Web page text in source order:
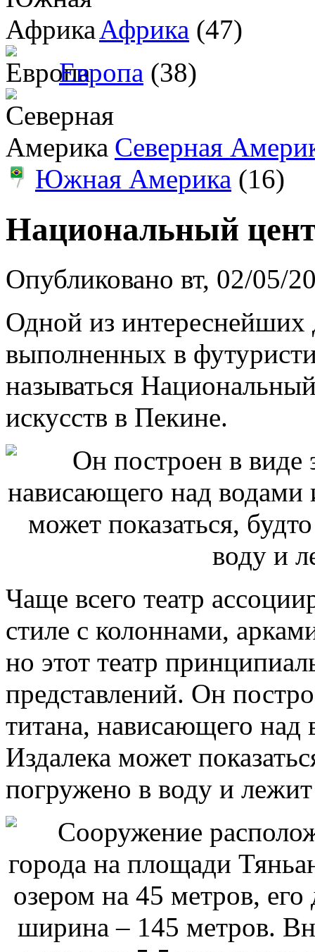
Африка (47)
Европа (38)
Северная
Южная Америка (16)
Национальный
Опубликовано вт, 02/05/
Одной из интереснейших
выполненных в
называться
искусств в Пекине.
Чаще всего театр
стиле с колоннами,
но этот театр
представлений. Он
титана, нависающего над
Издалека может
погружено в воду и